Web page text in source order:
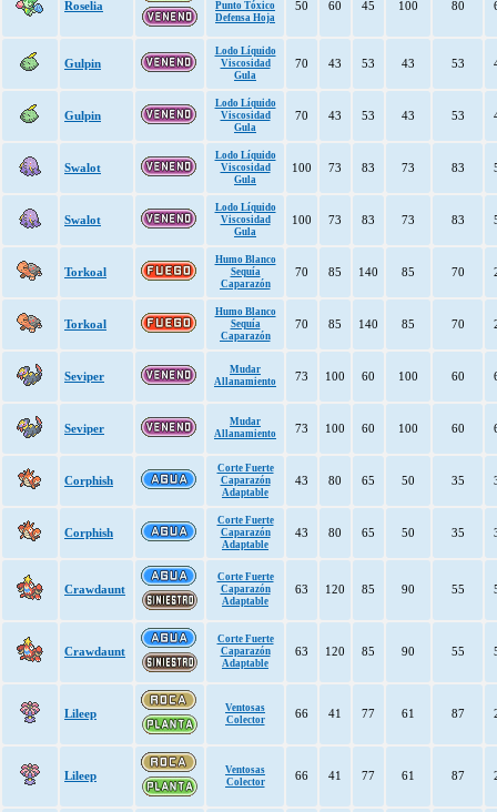
Roselia
Punto Tóxico
Defensa Hoja
50 60 45 100 80
Gulpin
Lodo Líquido
Viscosidad
Gula
70 43 53 43 53
Gulpin
Lodo Líquido
Viscosidad
Gula
70 43 53 43 53
Swalot
Lodo Líquido
Viscosidad
Gula
100 73 83 73 83
Swalot
Lodo Líquido
Viscosidad
Gula
100 73 83 73 83
Torkoal
Humo Blanco
Sequía
Caparazón
70 85 140 85 70
Torkoal
Humo Blanco
Sequía
Caparazón
70 85 140 85 70
Seviper
Mudar
Allanamiento
73 100 60 100 60
Seviper
Mudar
Allanamiento
73 100 60 100 60
Corphish
Corte Fuerte
Caparazón
Adaptable
43 80 65 50 35
Corphish
Corte Fuerte
Caparazón
Adaptable
43 80 65 50 35
Crawdaunt
Corte Fuerte
Caparazón
Adaptable
63 120 85 90 55
Crawdaunt
Corte Fuerte
Caparazón
Adaptable
63 120 85 90 55
Lileep
Ventosas
Colector
66 41 77 61 87
Lileep
Ventosas
Colector
66 41 77 61 87